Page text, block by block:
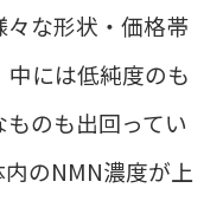
々な形状・価格帯
には低純度のも
のも出回ってい
のNMN濃度が上